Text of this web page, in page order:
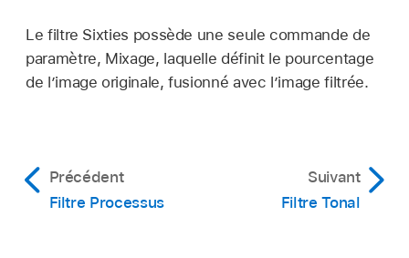
Le filtre Sixties possède une seule commande de
paramètre, Mixage, laquelle définit le pourcentage
de l’image originale, fusionné avec l’image filtrée.
Précédent
Filtre Processus
Suivant
Filtre Tonal